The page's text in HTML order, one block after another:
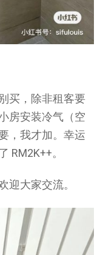
买，除非租客要
房安装冷气（空
，我才加。幸运
RM2K++。
迎大家交流。